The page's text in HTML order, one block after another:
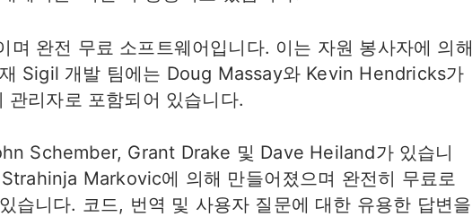
며 완전 무료 소프트웨어입니다. 이는 자원 봉사자에 의해
Sigil 개발 팀에는 Doug Massay와 Kevin Hendricks가
관리자로 포함되어 있습니다.
Schember, Grant Drake 및 Dave Heiland가 있습니
Markovic에 의해 만들어졌으며 완전히 무료로
습니다. 코드, 번역 및 사용자 질문에 대한 유용한 답변을